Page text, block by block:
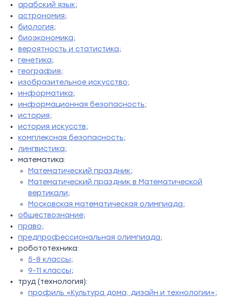
арабский язык;
астрономия;
биология;
биоэкономика;
вероятность и статистика;
генетика;
география;
изобразительное искусство;
информатика;
информационная безопасность;
история;
история искусств;
комплексная безопасность;
лингвистика;
математика:
Математический праздник;
Математический праздник в Математической
вертикали;
Московская математическая олимпиада;
обществознание;
право;
предпрофессиональная олимпиада;
робототехника:
5-8 классы;
9-11 классы;
труд (технология):
профиль «Культура дома, дизайн и технологии»;